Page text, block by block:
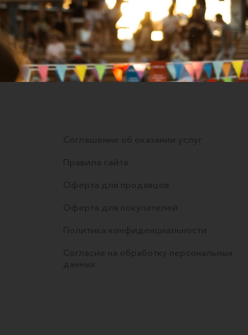
Соглашение об оказании услуг
Правила сайта
Оферта для продавцов
Оферта для покупателей
Политика конфиденциальности
Согласие на обработку персональных
данных